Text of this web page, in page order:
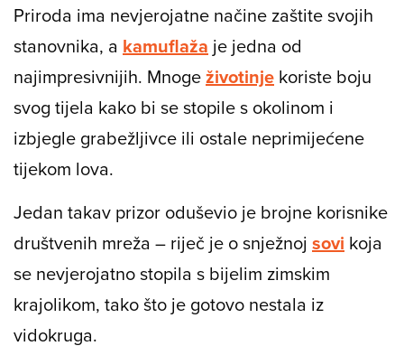
Priroda ima nevjerojatne načine zaštite svojih
stanovnika, a kamuflaža je jedna od
najimpresivnijih. Mnogeživotinje koriste boju
svog tijela kako bi se stopile s okolinom i
izbjegle grabežljivce ili ostale neprimijećene
tijekom lova.
Jedan takav prizor oduševio je brojne korisnike
društvenih mreža – riječ je o snježnoj sovi koja
se nevjerojatno stopila s bijelim zimskim
krajolikom, tako što je gotovo nestala iz
vidokruga.